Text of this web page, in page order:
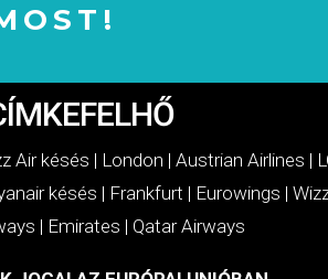
Air késés | London | Austrian Airlines |
késés | Frankfurt | Eurowings |
| Emirates | Qatar Airways